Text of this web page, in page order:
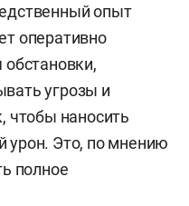
опыт
оперативно
обстановки,
угрозы и
чтобы наносить
урон. Это, по мнению
полное